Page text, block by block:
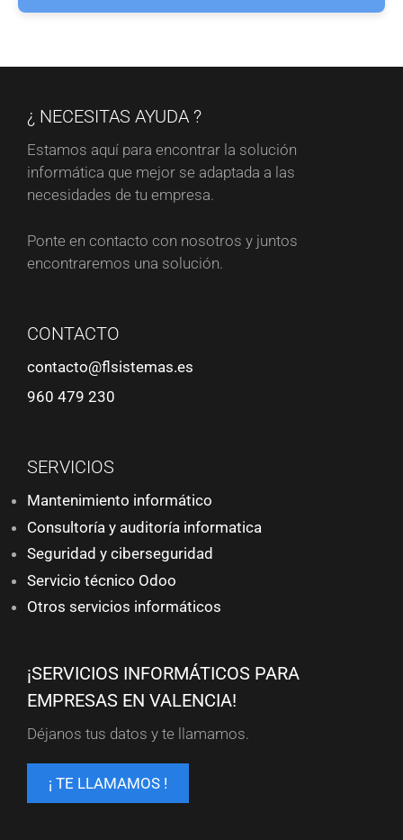
¿ NECESITAS AYUDA ?
Estamos aquí para encontrar la solución
informática que mejor se adaptada a las
necesidades de tu empresa.
Ponte en contacto con nosotros y juntos
encontraremos una solución.
CONTACTO
contacto@flsistemas.es
960 479 230
SERVICIOS
Mantenimiento informático
Consultoría y auditoría informatica
Seguridad y ciberseguridad
Servicio técnico Odoo
Otros servicios informáticos
¡SERVICIOS INFORMÁTICOS PARA
EMPRESAS EN VALENCIA!
Déjanos tus datos y te llamamos.
¡ TE LLAMAMOS !